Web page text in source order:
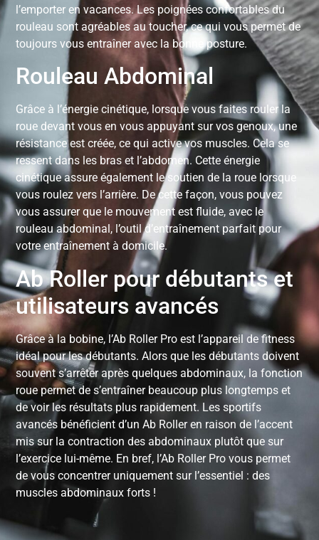
l’emporter en vacances. Les poignées confortables du
rouleau sont agréables au toucher, ce qui vous permet de
toujours vous entraîner avec la bonne posture.
Rouleau Abdominal
Grâce à l’énergie cinétique, lorsque vous faites rouler la
roue devant vous en vous appuyant sur vos genoux, une
résistance est créée, ce qui active vos muscles. Cela se
ressent dans les bras et l’abdomen. Cette énergie
cinétique assure également le soutien de la roue lorsque
vous roulez vers l’arrière. De cette façon, vous pouvez
vous assurer que le mouvement est fluide, avec le
rouleau abdominal, l’outil d’entraînement parfait pour
votre entraînement à domicile.
Ab Roller pour débutants et
utilisateurs avancés
Grâce à la bobine, l’Ab Roller Pro est l’appareil de fitness
idéal pour les débutants. Alors que les débutants doivent
souvent s’arrêter après quelques abdominaux, la fonction
roue permet de s’entraîner beaucoup plus longtemps et
de voir les résultats plus rapidement. Les sportifs
avancés bénéficient d’un Ab Roller en raison de l’accent
mis sur la contraction des abdominaux plutôt que sur
l’exercice lui-même. En bref, l’Ab Roller Pro vous permet
de vous concentrer uniquement sur l’essentiel : des
muscles abdominaux forts !